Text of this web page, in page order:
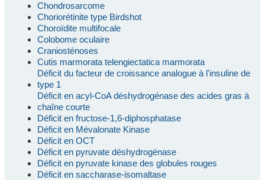
Chondrosarcome
Choriorétinite type Birdshot
Choroïdite multifocale
Colobome oculaire
Craniosténoses
Cutis marmorata telengiectatica marmorata
Déficit du facteur de croissance analogue à l'insuline de
type 1
Déficit en acyl-CoA déshydrogénase des acides gras à
chaîne courte
Déficit en fructose-1,6-diphosphatase
Déficit en Mévalonate Kinase
Déficit en OCT
Déficit en pyruvate déshydrogénase
Déficit en pyruvate kinase des globules rouges
Déficit en saccharase-isomaltase